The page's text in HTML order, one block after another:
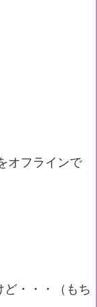
オフラインで
・・・（もち